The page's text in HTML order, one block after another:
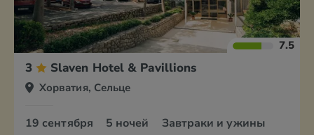
7.5
3 Slaven Hotel & Pavillions
Хорватия, Сельце
19 сентября 5 ночей Завтраки и ужины